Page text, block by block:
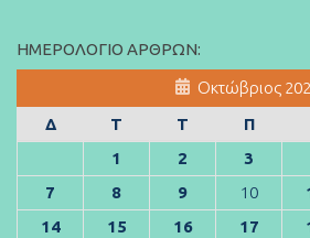
ΗΜΕΡΟΛΌΓΙΟ ΆΡΘΡΩΝ:
Οκτώβριος
Δ
Τ Τ Π
1
2 3
7
8 9 10
14
15 16 17